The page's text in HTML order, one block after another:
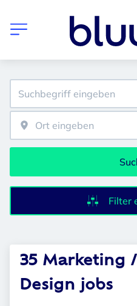
Filter
35 Marketing
Design jobs